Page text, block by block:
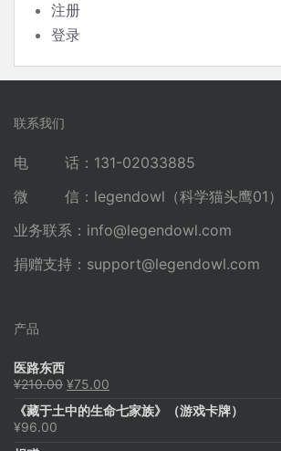
注册
登录
联系我们
电 话：131-02033885
微 信：legendowl（科学猫头鹰01）
业务联系： info@legendowl.com
捐赠支持： support@legendowl.com
产品
医路东西
¥210.00 原
为：
¥75.00
价
《藏于土中的生命七家族》（游戏卡牌）
¥96.00